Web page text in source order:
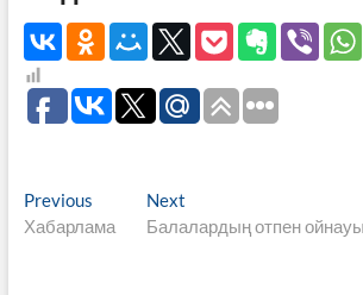
Навигация
по
PreviousPrevious
post:
Хабарлама
Next
post:
Балалардың отпен